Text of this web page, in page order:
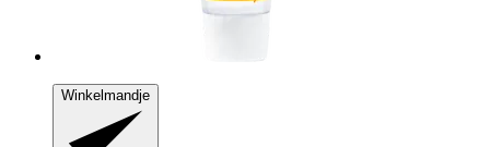
Winkelmandje